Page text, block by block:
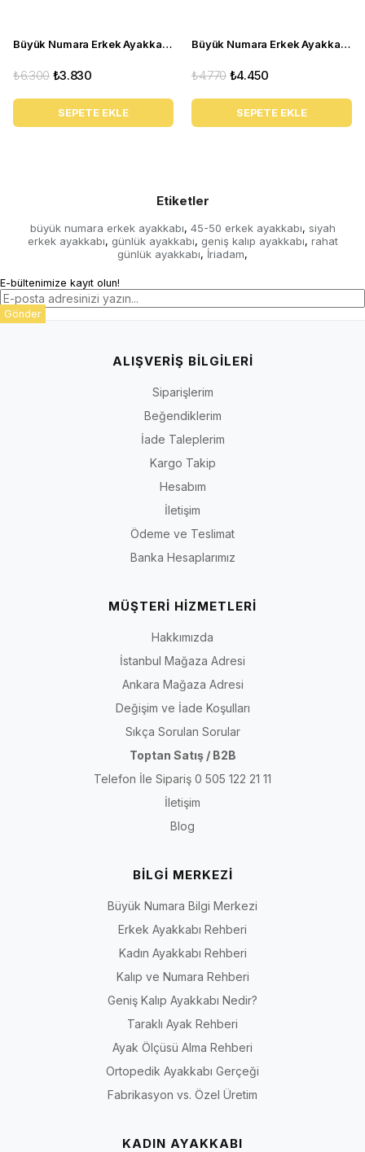
Büyük Numara Erkek Ayakkabı S946 Siyah Deri
₺3.830
₺6.300
SEPETE EKLE
Büyük Numara Erkek Ayakkabı CS941 Kahve
₺4.450
₺4.770
SEPETE EKLE
Etiketler
büyük numara erkek ayakkabı, 45-50 erkek ayakkabı, siyah
erkek ayakkabı, günlük ayakkabı, geniş kalıp ayakkabı, rahat
günlük ayakkabı, İriadam,
E-bültenimize kayıt olun!
Gönder
ALIŞVERİŞ BİLGİLERİ
Siparişlerim
Beğendiklerim
İade Taleplerim
Kargo Takip
Hesabım
İletişim
Ödeme ve Teslimat
Banka Hesaplarımız
MÜŞTERİ HİZMETLERİ
Hakkımızda
İstanbul Mağaza Adresi
Ankara Mağaza Adresi
Değişim ve İade Koşulları
Sıkça Sorulan Sorular
Toptan Satış / B2B
Telefon İle Sipariş 0 505 122 21 11
İletişim
Blog
BİLGİ MERKEZİ
Büyük Numara Bilgi Merkezi
Erkek Ayakkabı Rehberi
Kadın Ayakkabı Rehberi
Kalıp ve Numara Rehberi
Geniş Kalıp Ayakkabı Nedir?
Taraklı Ayak Rehberi
Ayak Ölçüsü Alma Rehberi
Ortopedik Ayakkabı Gerçeği
Fabrikasyon vs. Özel Üretim
KADIN AYAKKABI